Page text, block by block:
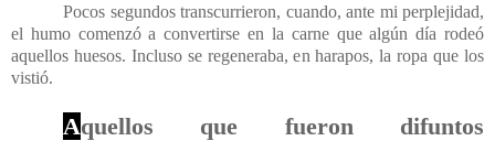
Pocos segundos transcurrieron, cuando, ante mi perplejidad,
el humo comenzó a convertirse en la carne que algún día rodeó
aquellos huesos. Incluso se regeneraba, en harapos, la ropa que los
vistió.
Aquellos que fueron difuntos